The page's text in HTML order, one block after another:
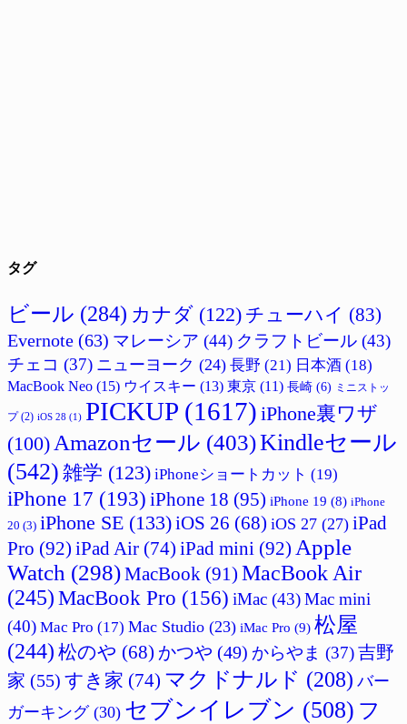
タグ
ビール (284) カナダ (122) チューハイ (83)
Evernote (63) マレーシア (44) クラフトビール (43)
チェコ (37) ニューヨーク (24) 長野 (21) 日本酒 (18)
MacBook Neo (15) ウイスキー (13) 東京 (11) 長崎 (6) ミニストッ
プ(2) iOS 28 (1) PICKUP (1617) iPhone裏ワザ
(100) Amazonセール (403)Kindleセール
(542) 雑学 (123) iPhoneショートカット (19)
iPhone 17 (193) iPhone 18 (95) iPhone 19 (8) iPhone
20 (3) iPhone SE (133)iOS 26 (68) iOS 27 (27) iPad
Pro (92) iPad Air (74) iPad mini (92) Apple
Watch (298)MacBook (91) MacBook Air
(245) MacBook Pro (156) iMac (43)Mac mini
(40) Mac Pro (17) Mac Studio (23) iMac Pro (9) 松屋
(244) 松のや (68) かつや (49) からやま (37)吉野
家 (55) すき家 (74) マクドナルド (208) バー
ガーキング(30) セブンイレブン (508) フ